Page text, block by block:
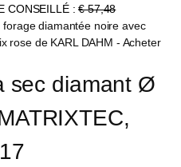
CONSEILLÉ :€ 57,48
sec diamant Ø